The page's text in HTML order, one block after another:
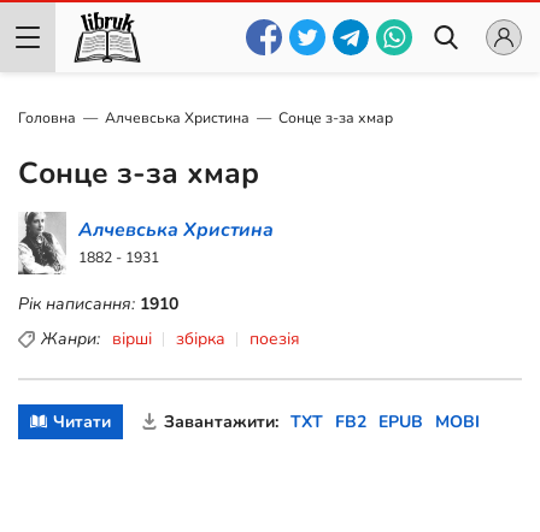
Головна Алчевська Христина Сонце з-за хмар
Сонце з-за хмар
Алчевська Христина
1882 - 1931
Рік написання: 1910
Жанри: вірші збірка поезія
Читати Завантажити: TXT FB2 EPUB MOBI